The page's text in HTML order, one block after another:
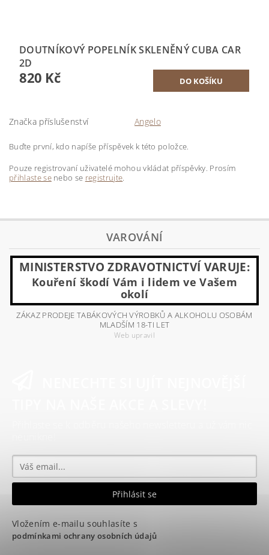
DOUTNÍKOVÝ POPELNÍK SKLENĚNÝ CUBA CAR
2D
820 Kč
Značka příslušenství Angelo
Buďte první, kdo napíše příspěvek k této položce.
Pouze registrovaní uživatelé mohou vkládat příspěvky. Prosím
přihlaste senebo se registrujte.
VAROVÁNÍ
MINISTERSTVO ZDRAVOTNICTVÍ VARUJE:
Kouření škodí Vám i lidem ve Vašem
okolí
ZÁKAZ PRODEJE TABÁKOVÝCH VÝROBKŮ A ALKOHOLU OSOBÁM
MLADŠÍM 18-TI LET
Web upravil
Vložením e-mailu souhlasíte s
podmínkami ochrany osobních údajů